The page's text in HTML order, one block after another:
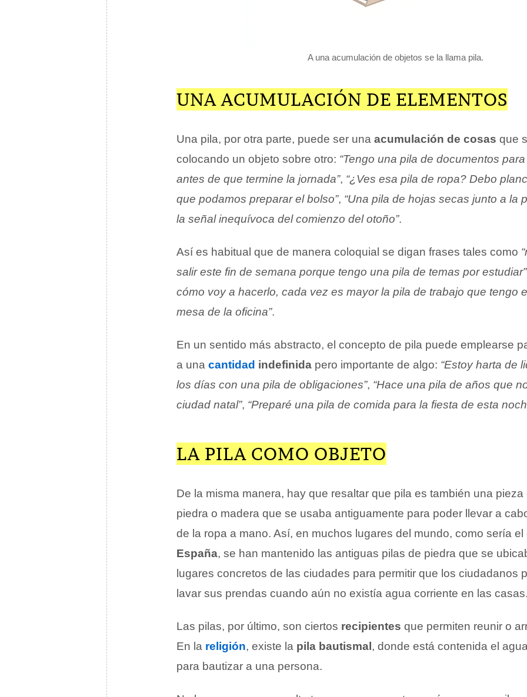
A una acumulación de objetos se la llama pila.
UNA ACUMULACIÓN DE ELEMENTOS
Una pila, por otra parte, puede ser una acumulación de cosas que
colocando un objeto sobre otro: “Tengo una pila de documentos
antes de que termine la jornada”, “¿Ves esa pila de ropa? Debo
que podamos preparar el bolso”, “Una pila de hojas secas junto a la
la señal inequívoca del comienzo del otoño”.
Así es habitual que de manera coloquial se digan frases tales como
salir este fin de semana porque tengo una pila de temas por estudiar”
cómo voy a hacerlo, cada vez es mayor la pila de trabajo que tengo
mesa de la oficina”.
En un sentido más abstracto, el concepto de pila puede emplearse
a una cantidad indefinida pero importante de algo: “Estoy harta de
los días con una pila de obligaciones”, “Hace una pila de años que
ciudad natal”, “Preparé una pila de comida para la fiesta de esta
LA PILA COMO OBJETO
De la misma manera, hay que resaltar que pila es también una pieza
piedra o madera que se usaba antiguamente para poder llevar a
de la ropa a mano. Así, en muchos lugares del mundo, como sería el
España, se han mantenido las antiguas pilas de piedra que se
lugares concretos de las ciudades para permitir que los ciudadanos
lavar sus prendas cuando aún no existía agua corriente en las
Las pilas, por último, son ciertos recipientes que permiten reunir o
En la religión, existe la pila bautismal , donde está contenida el
para bautizar a una persona.